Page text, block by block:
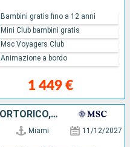
1 449 €
Bambini gratis fino a 12 anni
Mini Club bambini gratis
Msc Voyagers Club
Animazione a bordo
REPUBBLICA DOMINICANA, PORTORICO, BAHAMAS, STATI UNITI, MESSICO
Miami 11/12/2027